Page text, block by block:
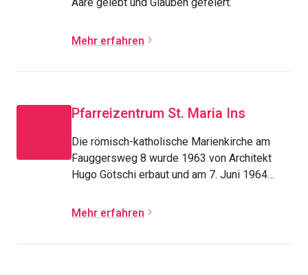
Mehr erfahren
Pfarreizentrum St. Maria Ins
Die römisch-katholische Marienkirche am
Fauggersweg 8 wurde 1963 von Architekt
Hugo Götschi erbaut und am 7. Juni 1964
Mehr erfahren